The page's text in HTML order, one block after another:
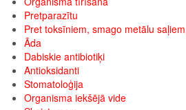
Pretparazītu
Pret toksīniem, smago metālu
Āda
Dabiskie antibiotiķi
Antioksidanti
Stomatoloģija
Organisma iekšējā vide